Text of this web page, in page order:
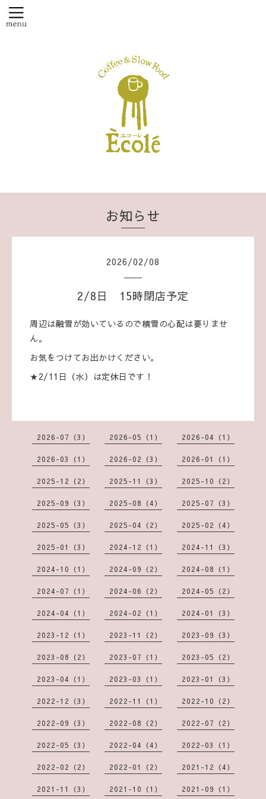
お知らせ
2026/02/08
2/8日 15時閉店予定
周辺は融雪が効いているので積雪の心配は要りませ
ん。
お気をつけてお出かけください。
★2/11日（水）は定休日です！
2026-07（3） 2026-05（1） 2026-04（1）
2026-03（1） 2026-02（3） 2026-01（1）
2025-12（2） 2025-11（3） 2025-10（2）
2025-09（3） 2025-08（4） 2025-07（3）
2025-05（3） 2025-04（2） 2025-02（4）
2025-01（3） 2024-12（1） 2024-11（3）
2024-10（1） 2024-09（2） 2024-08（1）
2024-07（1） 2024-06（2） 2024-05（2）
2024-04（1） 2024-02（1） 2024-01（3）
2023-12（1） 2023-11（2） 2023-09（3）
2023-08（2） 2023-07（1） 2023-05（2）
2023-04（1） 2023-03（1） 2023-01（3）
2022-12（3） 2022-11（1） 2022-10（2）
2022-09（3） 2022-08（2） 2022-07（2）
2022-05（3） 2022-04（4） 2022-03（1）
2022-02（2） 2022-01（2） 2021-12（4）
2021-11（3） 2021-10（1） 2021-09（1）